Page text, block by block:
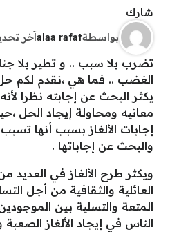
شارك
بواسطةalaa rafatآخر
تضرب بلا سبب .. و تطير بلا
الغضب .. فما هي ،نقدم لكم حل
يكثر البحث عن إجابته نظرا
معانيه ومحاولة إيجاد الحل
إجابات الألغاز بسبب أنها
والبحث عن إجاباتها .
ويكثر طرح الألغاز في العديد
العائلية والثقافية من أجل
المتعة والتسلية بين
الناس في إيجاد الألغاز